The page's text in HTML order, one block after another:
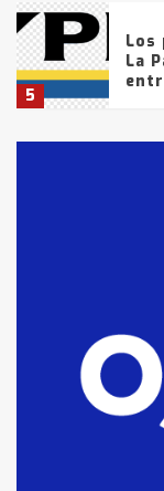
5
Los
La
lo